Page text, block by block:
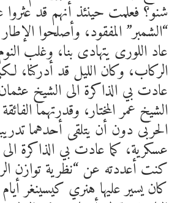
شنو؟ فعلمت حينئذ أنهم قد عثروا
“الشمبر” المفقود، وأصلحوا
عاد اللورى يتهادى بنا، وغلب
الركاب، وكان الليل قد أدركنا،
عادت بي الذاكرة الى الشيخ
الشيخ عمر المختار، وقدرتهما
الحربى دون أن يتلقى أحدهما
عسكرية، كما عادت بي الذاكرة
كنت أعددته عن “نظرية توازن
كان يسير عليها هنري كيسينغر